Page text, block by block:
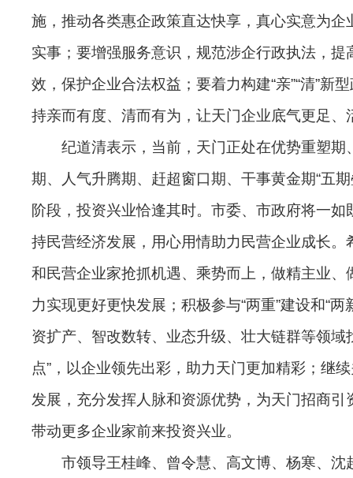
施，推动各类惠企政策直达快享，真心实意为企
实事；要增强服务意识，规范涉企行政执法，提
效，保护企业合法权益；要着力构建“亲”“清”新
持亲而有度、清而有为，让天门企业底气更足、
纪道清表示，当前，天门正处在优势重塑期
期、人气升腾期、赶超窗口期、干事黄金期“五
阶段，投资兴业恰逢其时。市委、市政府将一如
持民营经济发展，用心用情助力民营企业成长。
和民营企业家抢抓机遇、乘势而上，做精主业、
力实现更好更快发展；积极参与“两重”建设和“两
资扩产、智改数转、业态升级、壮大链群等领域
点”，以企业领先出彩，助力天门更加精彩；继
发展，充分发挥人脉和资源优势，为天门招商引
带动更多企业家前来投资兴业。
市领导王桂峰、曾令慧、高文博、杨寒、沈